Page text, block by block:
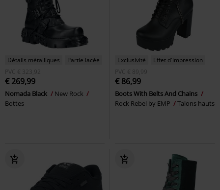
Détails métalliques
Partie lacée
PVC € 323,92
€ 269,99
Nomada Black
New Rock
Bottes
Exclusivité
Effet d'impression
PVC € 89,99
€ 86,99
Boots With Belts And Chains
Rock Rebel by EMP
Talons hauts